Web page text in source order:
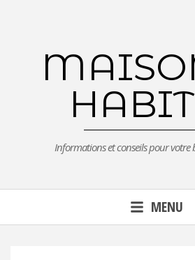
Informations et conseils pour
MENU